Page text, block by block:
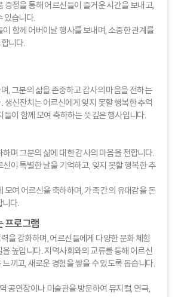
정을 통해 어르신들이 즐거운 시간을 보내고,
있습니다.
함께 어버이날 행사를 보내며, 소중한 관계를
니다.
, 그분의 삶을 존중하고 감사의 마음을 전하는
생신잔치는 어르신에게 잊지 못할 행복한 추억
들이 함께 모여 축하하는 뜻깊은 행사입니다.
며 그분의 삶에 대한 감사의 마음을 전합니다.
이 특별한 날을 기억하고, 잊지 못할 행복한 추
여 어르신을 축하하며, 가족 간의 유대감을 돈
니다.
프로그램
을 강화하며, 어르신들에게 다양한 문화 체험
높입니다. 지역사회와의 교류를 통해 어르신
끼고, 새로운 경험을 쌓을 수 있도록 돕습니다.
공연장이나 미술관을 방문하여 뮤지컬, 연극,